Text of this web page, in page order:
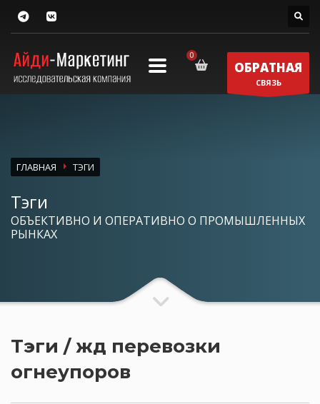
ОБРАТНАЯ
СВЯЗЬ
ГЛАВНАЯ ТЭГИ
Тэги
ОБЪЕКТИВНО И ОПЕРАТИВНО О ПРОМЫШЛЕННЫХ
РЫНКАХ
Тэги / жд перевозки
огнеупоров